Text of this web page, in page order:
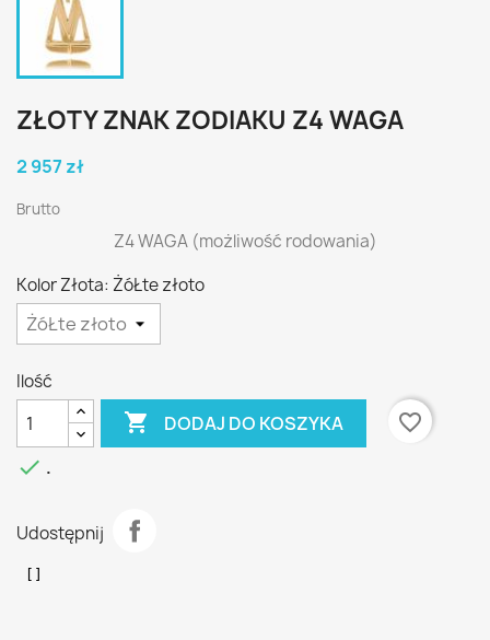
ZŁOTY ZNAK ZODIAKU Z4 WAGA
2 957 zł
Brutto
Z4 WAGA (możliwość rodowania)
Kolor Złota: ŻóŁte złoto
Ilość
 DODAJ DO KOSZYKA
favorite_border
 .
Udostępnij